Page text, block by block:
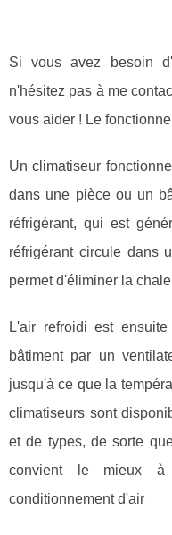
Si vous avez besoin
n'hésitez pas à me
vous aider ! Le
Un climatiseur
dans une pièce ou un
réfrigérant, qui est
réfrigérant circule dans
permet d'éliminer la
L'air refroidi est
bâtiment par un
jusqu'à ce que la
climatiseurs sont
et de types, de sorte
convient le mieux
conditionnement d'air